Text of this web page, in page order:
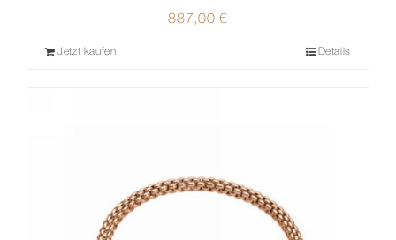
887,00 €
Jetzt kaufen Details